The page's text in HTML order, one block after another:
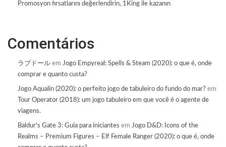
Promosyon fırsatlarını değerlendirin, 1King ile kazanın
Comentários
ラブドール em Jogo Empyreal: Spells & Steam (2020): o que é, onde
comprar e quanto custa?
Jogo Aqualin (2020): o perfeito jogo de tabuleiro do fundo do mar? em
Tour Operator (2018): um jogo tabuleiro em que você é o agente de
viagens.
Baldur's Gate 3: Guia para iniciantes em Jogo D&D: Icons of the
Realms – Premium Figures – Elf Female Ranger (2020): o que é, onde